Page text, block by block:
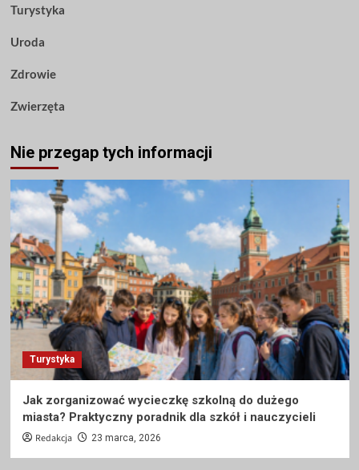
Turystyka
Uroda
Zdrowie
Zwierzęta
Nie przegap tych informacji
Turystyka
Jak zorganizować wycieczkę szkolną do dużego
miasta? Praktyczny poradnik dla szkół i nauczycieli
Redakcja 23 marca, 2026